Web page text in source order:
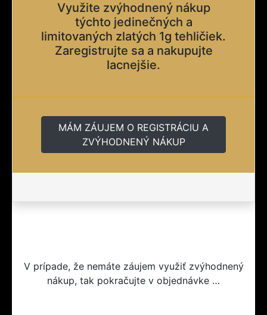
Využite zvýhodnený nákup
týchto jedinečných a
limitovaných zlatých 1g tehličiek.
Zaregistrujte sa a nakupujte
lacnejšie.
MÁM ZÁUJEM O REGISTRÁCIU A
ZVÝHODNENÝ NÁKUP
V prípade, že nemáte záujem využiť zvýhodnený
nákup, tak pokračujte v objednávke …